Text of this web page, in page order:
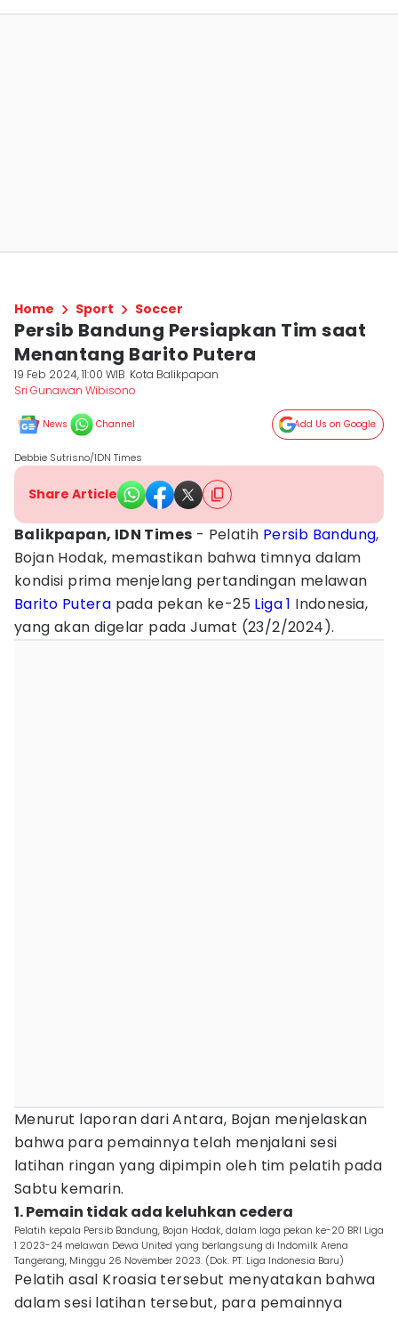
Home Sport Soccer
Persib Bandung Persiapkan Tim saat
Menantang Barito Putera
19 Feb 2024, 11:00 WIB Kota Balikpapan
Sri Gunawan Wibisono
News Channel Add Us on Google
Debbie Sutrisno/IDN Times
Share Article
Balikpapan, IDN Times - Pelatih Persib Bandung,
Bojan Hodak, memastikan bahwa timnya dalam
kondisi prima menjelang pertandingan melawan
Barito Putera pada pekan ke-25 Liga 1 Indonesia,
yang akan digelar pada Jumat (23/2/2024).
Menurut laporan dari Antara, Bojan menjelaskan
bahwa para pemainnya telah menjalani sesi
latihan ringan yang dipimpin oleh tim pelatih pada
Sabtu kemarin.
1. Pemain tidak ada keluhkan cedera
Pelatih kepala Persib Bandung, Bojan Hodak, dalam laga pekan ke-20 BRI Liga
1 2023-24 melawan Dewa United yang berlangsung di Indomilk Arena
Tangerang, Minggu 26 November 2023. (Dok. PT. Liga Indonesia Baru)
Pelatih asal Kroasia tersebut menyatakan bahwa
dalam sesi latihan tersebut, para pemainnya